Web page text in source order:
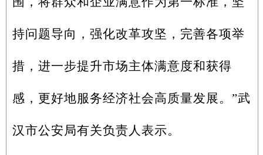
持问题导向，强化改革攻坚，完善各项举
措，进一步提升市场主体满意度和获得
感，更好地服务经济社会高质量发展。”武
汉市公安局有关负责人表示。